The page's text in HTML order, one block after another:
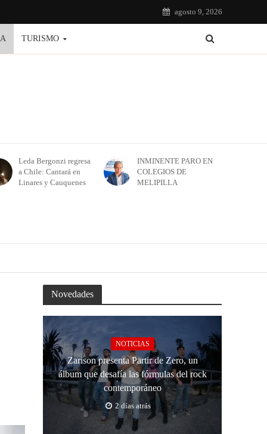
agosto 9, 2026
TURISMO
Leda Bergonzi regresa
a Chile: Cantará en
Linares y Cauquenes
INMINENTE PARO EN
COLEGIOS DE
MELIPILLA
Novedades
NOTICIAS
Zarison presenta Partir de Zero, un
álbum que desafía las fórmulas del rock
contemporáneo
2 días atrás